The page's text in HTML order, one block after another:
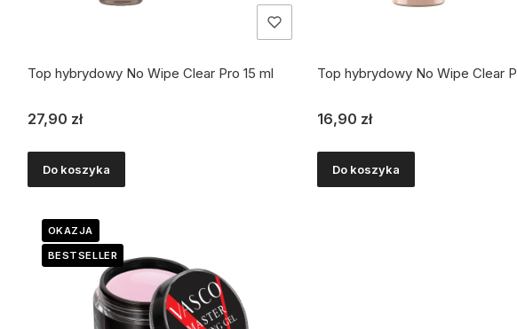
Top hybrydowy No Wipe Clear Pro 15 ml
Cena
27,90 zł
Do koszyka
Top hybrydowy No Wipe Clear
Cena
16,90 zł
Do koszyka
OKAZJA
BESTSELLER